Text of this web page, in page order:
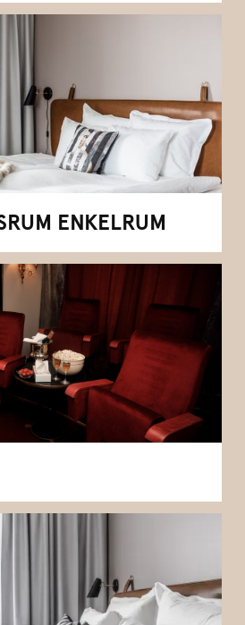
ENKELRUM